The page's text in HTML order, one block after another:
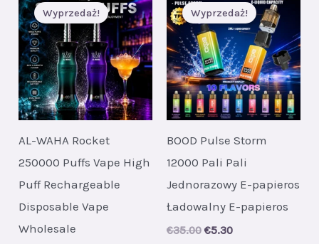
Wyprzedaż!
AL-WAHA Rocket
250000 Puffs Vape High
Puff Rechargeable
Disposable Vape
Wholesale
Wyprzedaż!
BOOD Pulse Storm
12000 Pali Pali
Jednorazowy E-papieros
Ładowalny E-papieros
€35.00 Original
€5.30Current